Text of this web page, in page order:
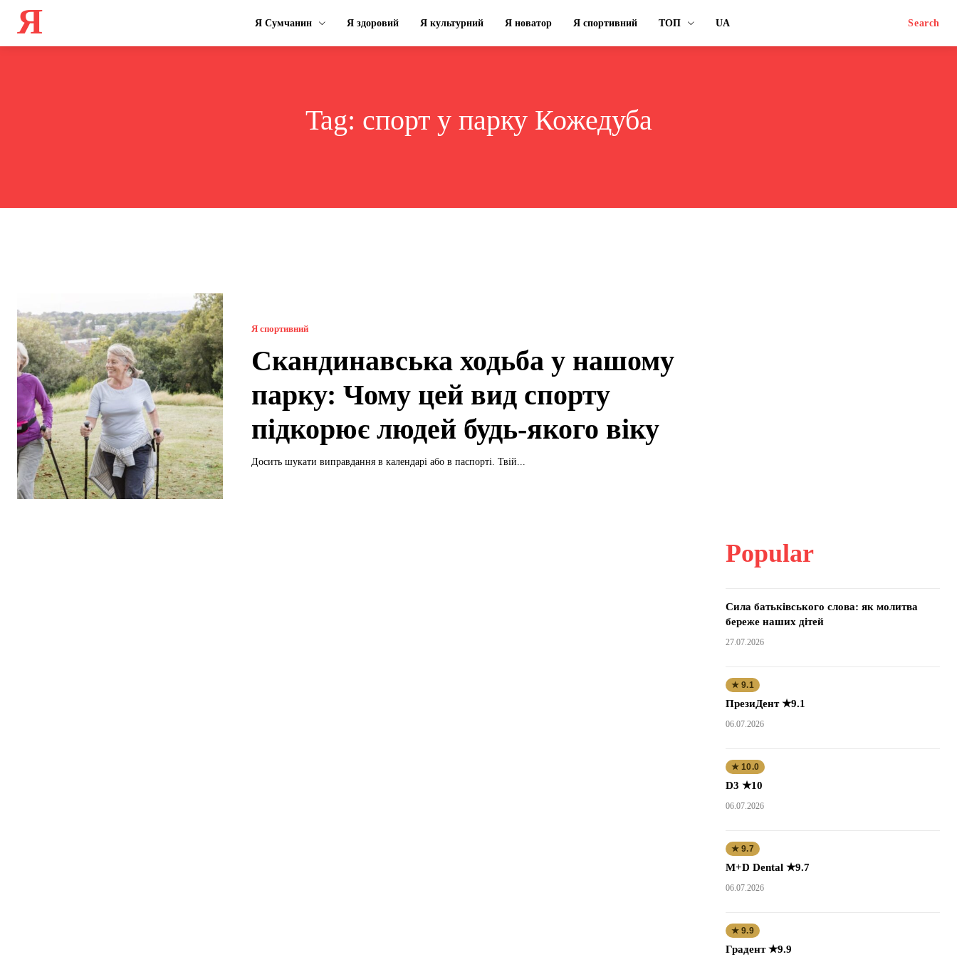
Я Я Сумчанин Я здоровий Я культурний Я новатор Я спортивний ТОП UA Search
Tag: спорт у парку Кожедуба
Я спортивний
Скандинавська ходьба у нашому
парку: Чому цей вид спорту
підкорює людей будь-якого віку
Досить шукати виправдання в календарі або в паспорті. Твій...
Popular
Сила батьківського слова: як молитва
береже наших дітей
27.07.2026
★ 9.1
ПрезиДент ★9.1
06.07.2026
★ 10.0
D3 ★10
06.07.2026
★ 9.7
M+D Dental ★9.7
06.07.2026
★ 9.9
Градент ★9.9